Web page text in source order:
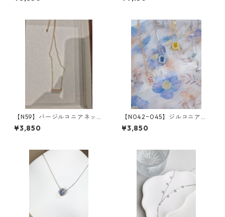
【N59】バージルコニアネック
レス
¥3,850
【N042~045】ジルコニアス
ピカピカ クエアボックスネ
ックレス（4colors)*SinSin
¥3,850